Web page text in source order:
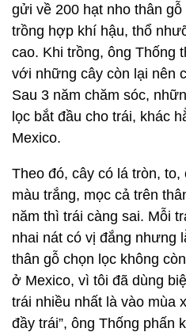
gửi về 200 hạt nho thân
trồng hợp khí hậu, thổ
cao. Khi trồng, ông Thống
với những cây còn lại nên
Sau 3 năm chăm sóc,
lọc bắt đầu cho trái, khác
Mexico.
Theo đó, cây có lá tròn,
màu trắng, mọc cả trên
năm thì trái càng sai. Mỗi
nhai nát có vị đắng nhưng
thân gỗ chọn lọc không
ở Mexico, vì tôi đã dùng
trái nhiều nhất là vào mùa
đầy trái”, ông Thống phấn